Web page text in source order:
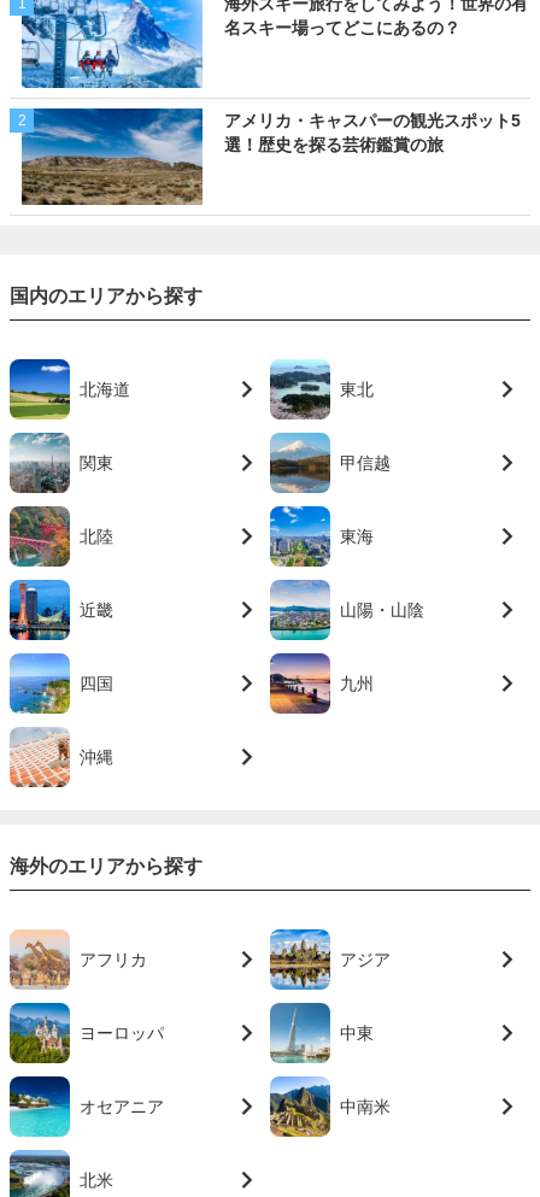
1
名スキー場ってどこにあるの？
2
アメリカ・キャスパーの観光スポット5
選！歴史を探る芸術鑑賞の旅
国内のエリアから探す
北海道 東北
関東 甲信越
北陸 東海
近畿 山陽・山陰
四国 九州
沖縄
海外のエリアから探す
アフリカ アジア
ヨーロッパ 中東
オセアニア 中南米
北米